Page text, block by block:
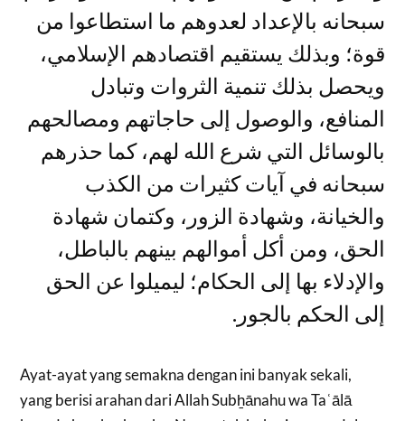
سبحانه بالإعداد لعدوهم ما استطاعوا من
قوة؛ وبذلك يستقيم اقتصادهم الإسلامي،
ويحصل بذلك تنمية الثروات وتبادل
المنافع، والوصول إلى حاجاتهم ومصالحهم
بالوسائل التي شرع الله لهم، كما حذرهم
سبحانه في آيات كثيرات من الكذب
والخيانة، وشهادة الزور، وكتمان شهادة
الحق، ومن أكل أموالهم بينهم بالباطل،
والإدلاء بها إلى الحكام؛ ليميلوا عن الحق
إلى الحكم بالجور.
Ayat-ayat yang semakna dengan ini banyak sekali,
yang berisi arahan dari Allah Subẖānahu wa Taʿālā